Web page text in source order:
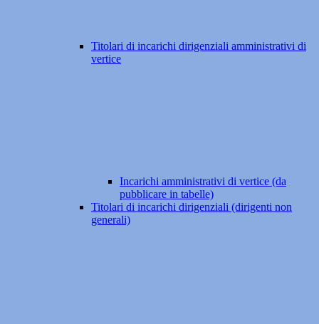
Titolari di incarichi dirigenziali amministrativi di
vertice
Incarichi amministrativi di vertice (da
pubblicare in tabelle)
Titolari di incarichi dirigenziali (dirigenti non
generali)